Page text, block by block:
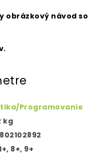
obrázkový návod so
Programovanie
kg
8+, 9+